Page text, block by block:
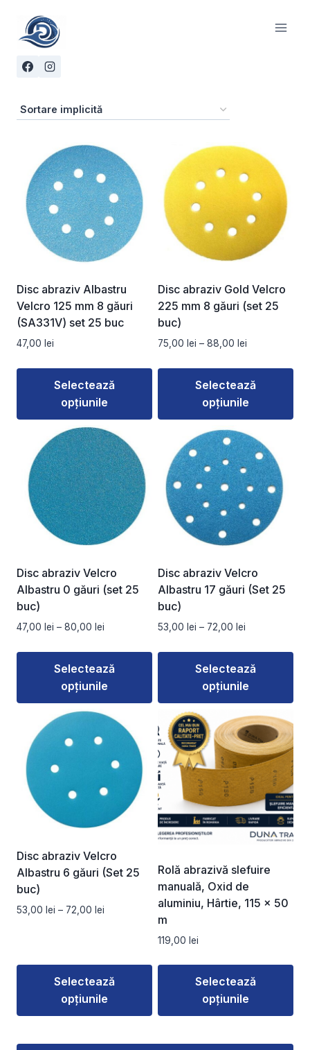
content
Disc abraziv Albastru
Velcro 125 mm 8 găuri
(SA331V) set 25 buc
47,00 lei
Selectează
opțiunile
produs
are
mai
multe
variații.
Opțiunile
fi
alese
în
produsului.
Disc abraziv Gold Velcro
225 mm 8 găuri (set 25
buc)
75,00 lei – 88,00 lei
prețuri:
75,00 lei
până
Selectează
opțiunile
produs
are
mai
multe
variații.
Opțiunile
fi
alese
în
produsului.
Disc abraziv Velcro
Albastru 0 găuri (set 25
buc)
47,00 lei – 80,00 lei
prețuri:
47,00 lei
până
80,00 lei
Selectează
opțiunile
produs
are
mai
multe
variații.
Opțiunile
fi
alese
în
produsului.
Disc abraziv Velcro
Albastru 17 găuri (Set 25
buc)
53,00 lei – 72,00 lei
prețuri:
53,00 lei
până
72,00 lei
Selectează
opțiunile
Acest
produs
are
mai
multe
variații.
Opțiunile
pot
alese
în
pagina
produsului.
Disc abraziv Velcro
Albastru 6 găuri (Set 25
buc)
53,00 lei – 72,00 lei
până
la
72,00 lei
Selectează
opțiunile
produs
Rolă abrazivă slefuire
manuală, Oxid de
aluminiu, Hârtie, 115 × 50
m
119,00 lei
Selectează
opțiunile
produs